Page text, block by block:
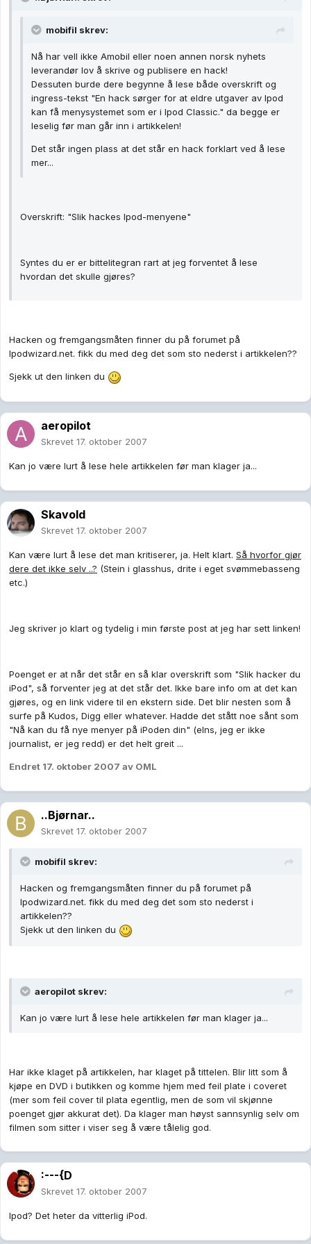
mobifil skrev:
Nå har vell ikke Amobil eller noen annen norsk nyhets
leverandør lov å skrive og publisere en hack!
Dessuten burde dere begynne å lese både overskrift og
ingress-tekst "En hack sørger for at eldre utgaver av Ipod
kan få menysystemet som er i Ipod Classic." da begge er
leselig før man går inn i artikkelen!
Det står ingen plass at det står en hack forklart ved å lese
mer...
Overskrift: "Slik hackes Ipod-menyene"
Syntes du er er bittelitegran rart at jeg forventet å lese
hvordan det skulle gjøres?
Hacken og fremgangsmåten finner du på forumet på
Ipodwizard.net. fikk du med deg det som sto nederst i artikkelen??
Sjekk ut den linken du
aeropilot
Skrevet 17. oktober 2007
Kan jo være lurt å lese hele artikkelen før man klager ja...
Skavold
Skrevet 17. oktober 2007
Kan være lurt å lese det man kritiserer, ja. Helt klart. Så hvorfor gjør
dere det ikke selv ..? (Stein i glasshus, drite i eget svømmebasseng
etc.)
Jeg skriver jo klart og tydelig i min første post at jeg har sett linken!
Poenget er at når det står en så klar overskrift som "Slik hacker du
iPod", så forventer jeg at det står det. Ikke bare info om at det kan
gjøres, og en link videre til en ekstern side. Det blir nesten som å
surfe på Kudos, Digg eller whatever. Hadde det stått noe sånt som
"Nå kan du få nye menyer på iPoden din" (elns, jeg er ikke
journalist, er jeg redd) er det helt greit ...
Endret 17. oktober 2007 av OML
..Bjørnar..
Skrevet 17. oktober 2007
mobifil skrev:
Hacken og fremgangsmåten finner du på forumet på
Ipodwizard.net. fikk du med deg det som sto nederst i
artikkelen??
Sjekk ut den linken du
aeropilot skrev:
Kan jo være lurt å lese hele artikkelen før man klager ja...
Har ikke klaget på artikkelen, har klaget på tittelen. Blir litt som å
kjøpe en DVD i butikken og komme hjem med feil plate i coveret
(mer som feil cover til plata egentlig, men de som vil skjønne
poenget gjør akkurat det). Da klager man høyst sannsynlig selv om
filmen som sitter i viser seg å være tålelig god.
:---{D
Skrevet 17. oktober 2007
Ipod? Det heter da vitterlig iPod.